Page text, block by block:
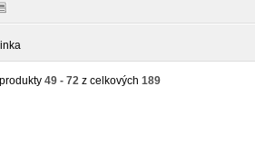
49 - 72 z celkových 189